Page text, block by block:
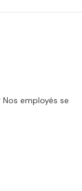
employés se